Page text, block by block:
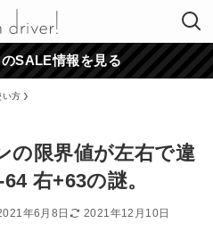
SALE情報を見る
方
の限界値が左右で違
右+63の謎。
年6月8日 2021年12月10日